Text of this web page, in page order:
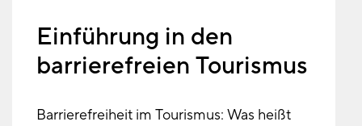
Einführung in den
barrierefreien Tourismus
Barrierefreiheit im Tourismus: Was heißt